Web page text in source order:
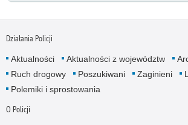
Działania Policji
Aktualności Aktualności z województw
Ruch drogowy
Poszukiwani Zaginieni
Polemiki i sprostowania
O Policji